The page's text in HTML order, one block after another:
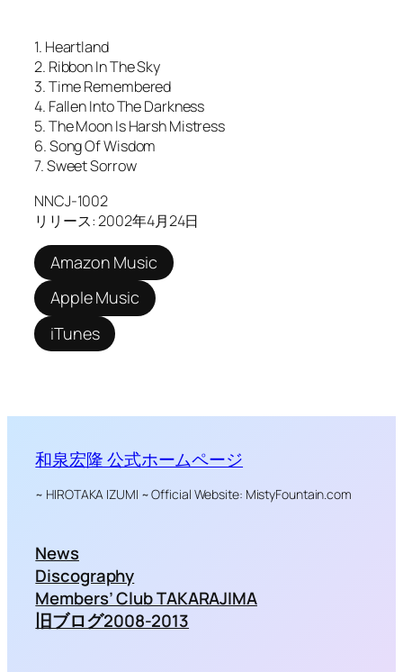
1. Heartland
2. Ribbon In The Sky
3. Time Remembered
4. Fallen Into The Darkness
5. The Moon Is Harsh Mistress
6. Song Of Wisdom
7. Sweet Sorrow
NNCJ-1002
リリース: 2002年4月24日
Amazon Music
Apple Music
iTunes
和泉宏隆 公式ホームページ
~ HIROTAKA IZUMI ~ Official Website: MistyFountain.com
News
Discography
Members’ Club TAKARAJIMA
旧ブログ2008-2013